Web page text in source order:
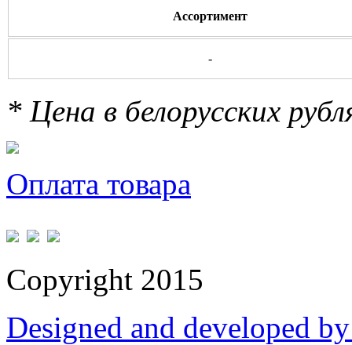
Ассортимент
-
* Цена в белорусских
Оплата товара
Copyright 2015
Designed and developed